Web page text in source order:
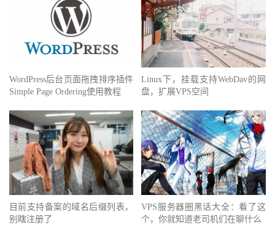
WordPress后台页面拖拽排序插件
Simple Page Ordering使用教程
Linux下，挂载支持WebDav的网
盘，扩展VPS空间
目前支持备案的域名后缀列表，
别瞎注册了
VPS服务器圈黑话大全：看了这
个，你就知道老司机们在聊什么